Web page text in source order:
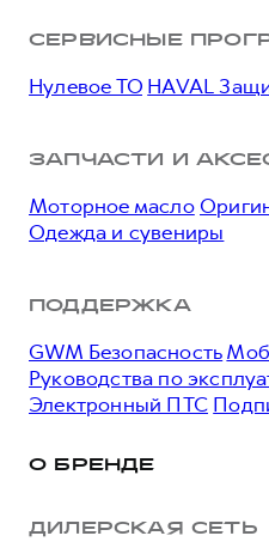
СЕРВИСНЫЕ
Нулевое ТО HAVAL
ЗАПЧАСТИ И
Моторное масло
Одежда и сувениры
ПОДДЕРЖКА
GWM Безопасность
Руководства по
Электронный ПТС
О БРЕНДЕ
ДИЛЕРСКАЯ СЕТЬ